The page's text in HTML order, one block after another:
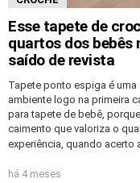
Esse tapete de
quartos dos
saído de revista
Tapete ponto espiga é
ambiente logo na primeira
para tapete de bebê,
caimento que valoriza o
experiência, quando acerto
há 4 meses